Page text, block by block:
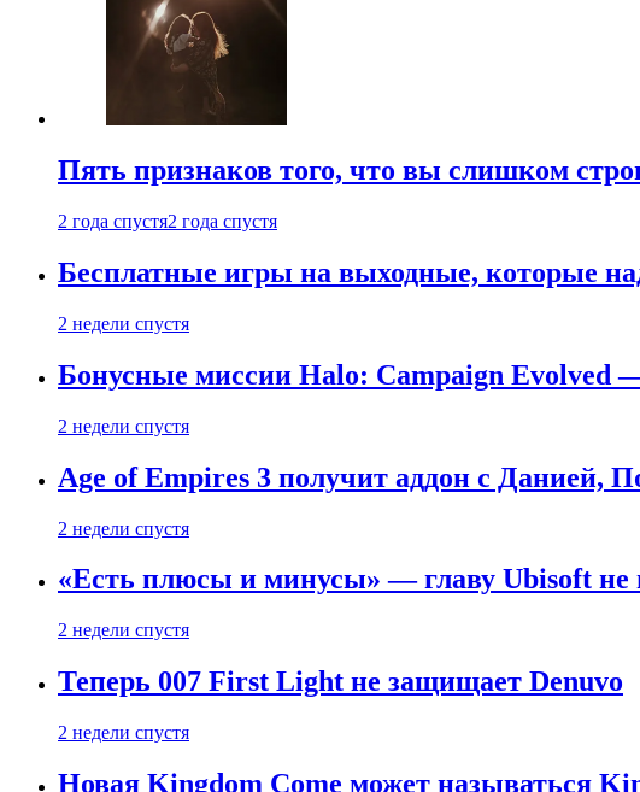
Пять признаков того, что вы слишком
2 года спустя2 года спустя
Бесплатные игры на выходные, которые
2 недели спустя
Бонусные миссии Halo: Campaign Evolved
2 недели спустя
Age of Empires 3 получит аддон с Данией,
2 недели спустя
«Есть плюсы и минусы» — главу Ubisoft не
2 недели спустя
Теперь 007 First Light не защищает Denuvo
2 недели спустя
Новая Kingdom Come может называться